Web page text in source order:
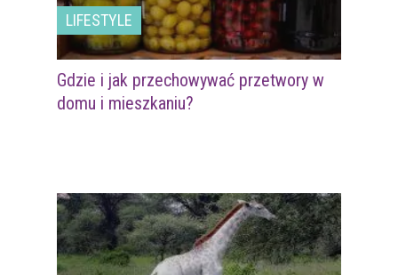
LIFESTYLE
Gdzie i jak przechowywać przetwory w
domu i mieszkaniu?